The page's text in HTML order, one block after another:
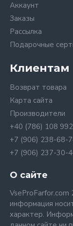
Аккаунт
Заказы
Рассылка
Подарочные
Клиентам
Возврат товара
Карта сайта
Производители
+40 (786) 108 992
+7 (906) 238-68-
+7 (906) 237-30-
О сайте
VseProFarfor.com
информация
характер.